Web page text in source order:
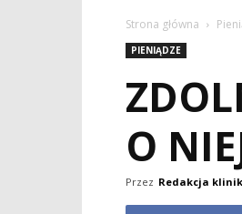
Strona główna
PIENIĄDZE
O
Przez Redakcja